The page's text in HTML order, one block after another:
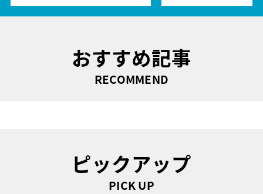
おすすめ記事
RECOMMEND
ピックアップ
PICK UP